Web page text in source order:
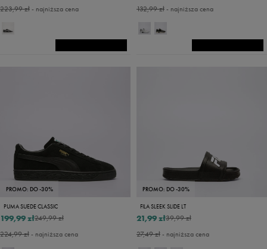
223,99 zł- najniższa cena 132,99 zł- najniższa cena
PROMO: DO -30%
PUMA SUEDE CLASSIC
249,99 zł
199,99 zł
224,99 zł- najniższa cena
PROMO: DO -30%
FILA SLEEK SLIDE LT
39,99 zł
21,99 zł
27,49 zł- najniższa cena